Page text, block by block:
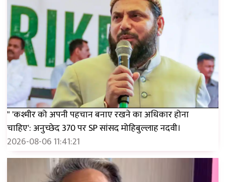
" 'कश्मीर को अपनी पहचान बनाए रखने का अधिकार होना
चाहिए': अनुच्छेद 370 पर SP सांसद मोहिबुल्लाह नदवी।
2026-08-06 11:41:21